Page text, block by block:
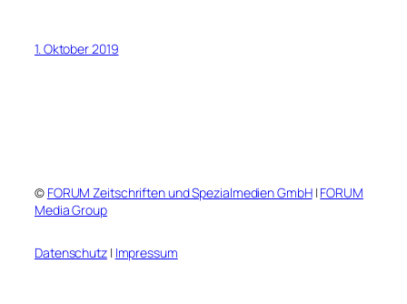
1. Oktober 2019
© FORUM Zeitschriften und Spezialmedien GmbH| FORUM
Media Group
Datenschutz| Impressum